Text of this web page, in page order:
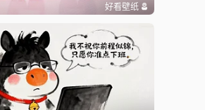
好看壁纸